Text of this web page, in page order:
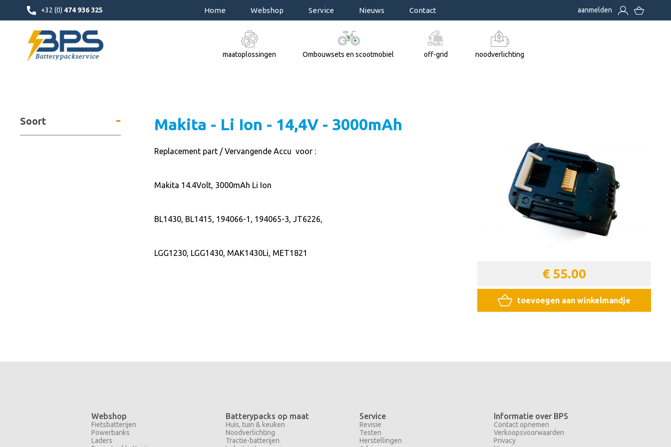
+32 (0) 474 936 325 Home Webshop Service Nieuws Contact aanmelden
maatoplossingen Ombouwsets en scootmobiel off-grid noodverlichting
Soort - Makita - Li Ion - 14,4V - 3000mAh
Replacement part / Vervangende Accu voor :
Makita 14.4Volt, 3000mAh Li Ion
BL1430, BL1415, 194066-1, 194065-3, JT6226,
LGG1230, LGG1430, MAK1430Li, MET1821
€ 55.00
toevoegen aan winkelmandje
Webshop
Fietsbatterijen
Powerbanks
Laders
Batterypacks op maat
Huis, tuin & keuken
Noodverlichting
Tractie-batterijen
Service
Revisie
Testen
Herstellingen
Informatie over BPS
Contact opnemen
Verkoopsvoorwaarden
Privacy